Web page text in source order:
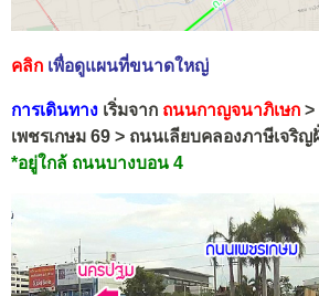
คลิก เพื่อดูแผนที่ขนาดใหญ่
การเดินทาง เริ่มจาก ถนนกาญจนาภิเษก >
เพชรเกษม 69 > ถนนเลียบคลองภาษีเจริญ
*อยู่ใกล้ ถนนบางบอน 4